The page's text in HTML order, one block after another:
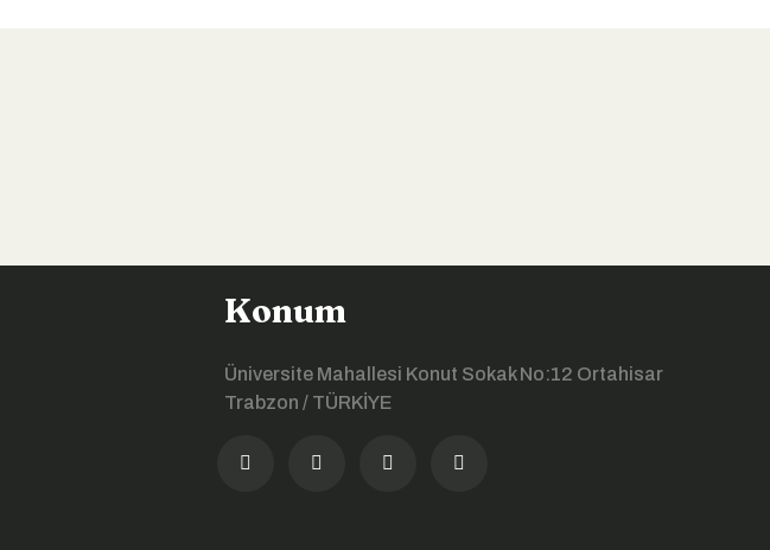
Konum
Üniversite Mahallesi Konut Sokak No:12 Ortahisar
Trabzon / TÜRKİYE